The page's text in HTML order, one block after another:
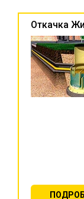
Откачка